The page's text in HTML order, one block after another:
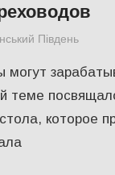
Південь
могут
теме
которое